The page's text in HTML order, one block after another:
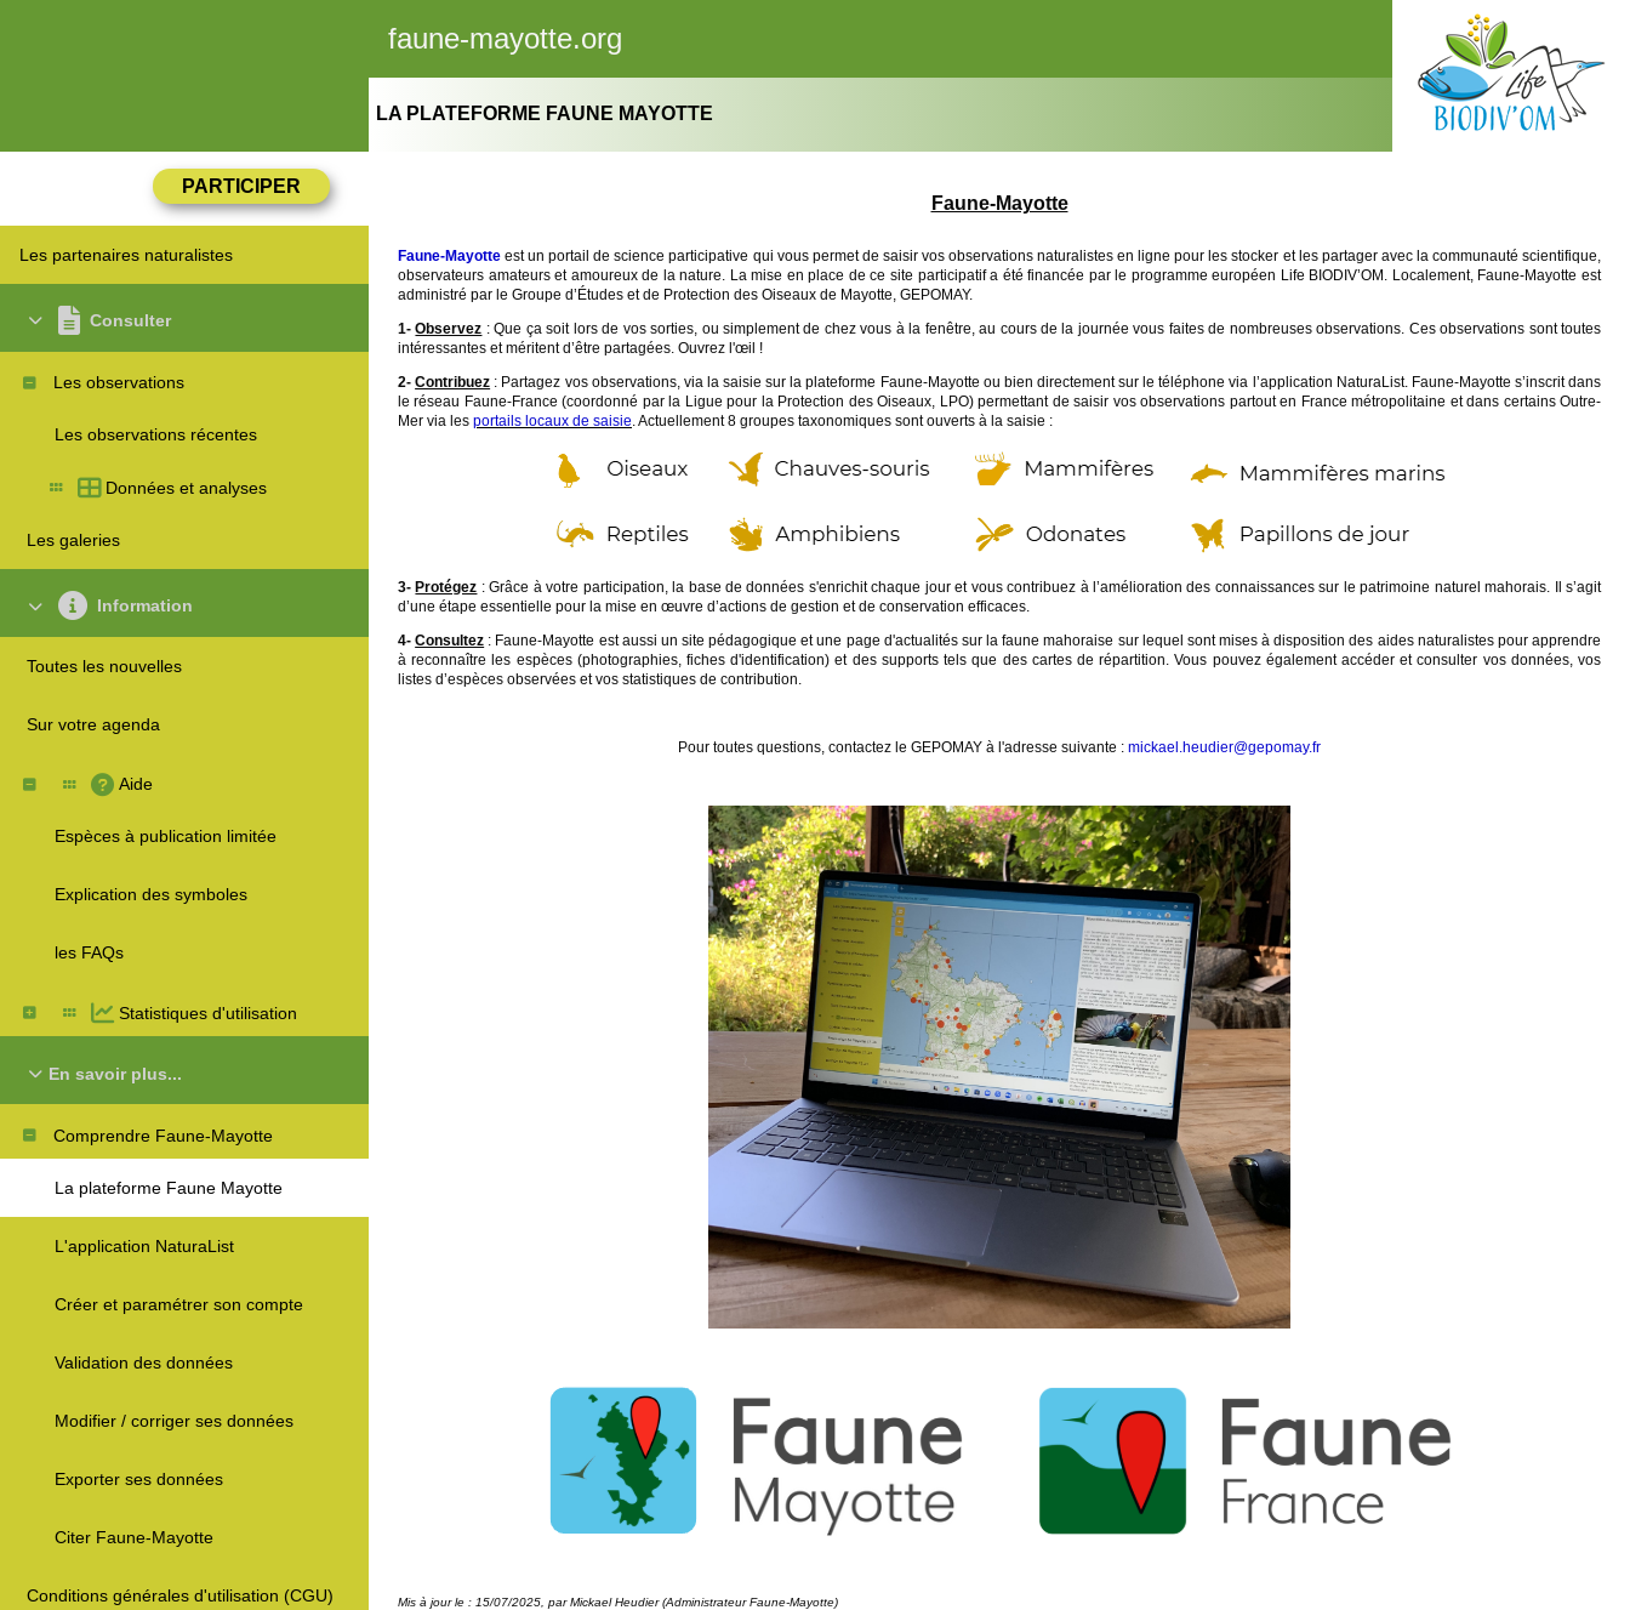
faune-mayotte.org
Les partenaires naturalistes
Consulter
Les observations
Les observations récentes
Données et analyses
Les galeries
Information
Toutes les nouvelles
Sur votre agenda
Aide
Espèces à publication limitée
Explication des symboles
les FAQs
Statistiques d'utilisation
En savoir plus...
Comprendre Faune-Mayotte
La plateforme Faune Mayotte
L'application NaturaList
Créer et paramétrer son compte
Validation des données
Modifier / corriger ses données
Exporter ses données
Citer Faune-Mayotte
Conditions générales d'utilisation (CGU)
LA PLATEFORME FAUNE MAYOTTE
Faune-Mayotte
Faune-Mayotte est un portail de science participative qui vous permet de saisir vos observations naturalistes en ligne pour les stocker et les partager avec la communauté scientifique,
observateurs amateurs et amoureux de la nature. La mise en place de ce site participatif a été financée par le programme européen Life BIODIV’OM. Localement, Faune-Mayotte est
administré par le Groupe d’Études et de Protection des Oiseaux de Mayotte, GEPOMAY.
1-Observez : Que ça soit lors de vos sorties, ou simplement de chez vous à la fenêtre, au cours de la journée vous faites de nombreuses observations. Ces observations sont toutes
intéressantes et méritent d’être partagées. Ouvrez l'œil !
2-Contribuez : Partagez vos observations, via la saisie sur la plateforme Faune-Mayotte ou bien directement sur le téléphone via l’application NaturaList. Faune-Mayotte s’inscrit dans
le réseau Faune-France(coordonné par la Ligue pour la Protection des Oiseaux, LPO)permettant de saisir vos observations partout en France métropolitaine et dans certains Outre-
Mer via les portails locaux de saisie . Actuellement 8 groupes taxonomiques sont ouverts à la saisie :
3-Protégez : Grâce à votre participation, la base de données s'enrichit chaque jour et vous contribuez à l’amélioration des connaissances sur le patrimoine naturel mahorais. Il s’agit
d’une étape essentielle pour la mise en œuvre d’actions de gestion et de conservation efficaces.
4-Consultez : Faune-Mayotte est aussi un site pédagogique et une page d'actualités sur la faune mahoraise sur lequel sont mises à disposition des aides naturalistes pour apprendre
à reconnaître les espèces (photographies, fiches d'identification) et des supports tels que des cartes de répartition. Vous pouvez également accéder et consulter vos données, vos
listes d’espèces observées et vos statistiques de contribution.
Pour toutes questions, contactez le GEPOMAY à l'adresse suivante : mickael.heudier@gepomay.fr
Mis à jour le : 15/07/2025, par Mickael Heudier (Administrateur Faune-Mayotte)